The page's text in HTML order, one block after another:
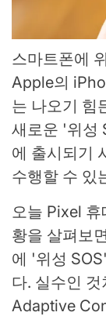
스마트폰에
Apple의
는 나오기 힘
새로운 '위성
에 출시되기
수행할 수 있
오늘 Pixel
황을 살펴보
에 '위성
다. 실수인
Adaptive